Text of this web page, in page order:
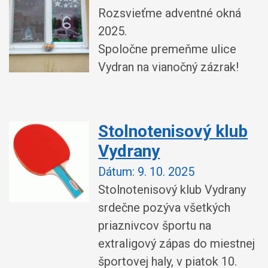
Rozsvieťme adventné okná
2025.
Spoločne premeňme ulice
Vydran na vianočný zázrak!
Stolnotenisový klub
Vydrany
Dátum: 9. 10. 2025
Stolnotenisový klub Vydrany
srdečne pozýva všetkých
priaznivcov športu na
extraligový zápas do miestnej
športovej haly, v piatok 10.